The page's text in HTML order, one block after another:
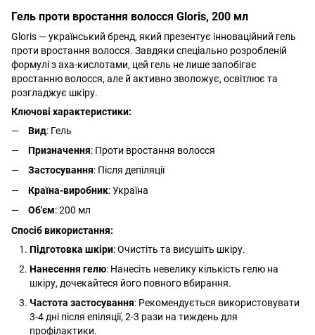
Гель проти вростання волосся Gloris, 200 мл
Gloris — український бренд, який презентує інноваційний гель
проти вростання волосся. Завдяки спеціально розробленій
формулі з axa-кислотами, цей гель не лише запобігає
вростанню волосся, але й активно зволожує, освітлює та
розгладжує шкіру.
Ключові характеристики:
Вид: Гель
Призначення: Проти вростання волосся
Застосування: Після депіляції
Країна-виробник: Україна
Об'єм: 200 мл
Спосіб використання:
Підготовка шкіри: Очистіть та висушіть шкіру.
Нанесення гелю: Нанесіть невелику кількість гелю на
шкіру, дочекайтеся його повного вбирання.
Частота застосування: Рекомендується використовувати
3-4 дні після епіляції, 2-3 рази на тиждень для
профілактики.